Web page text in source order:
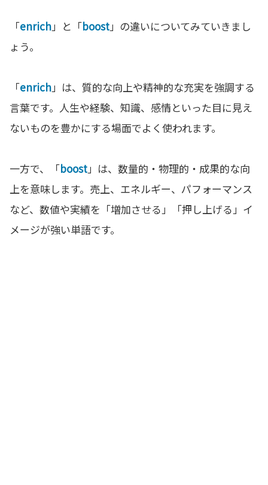
「enrich」と「boost」の違いについてみていきまし
ょう。
「enrich」は、質的な向上や精神的な充実を強調する
言葉です。人生や経験、知識、感情といった目に見え
ないものを豊かにする場面でよく使われます。
一方で、「boost」は、数量的・物理的・成果的な向
上を意味します。売上、エネルギー、パフォーマンス
など、数値や実績を「増加させる」「押し上げる」イ
メージが強い単語です。